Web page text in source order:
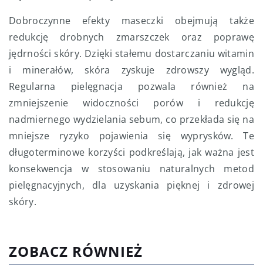
Dobroczynne efekty maseczki obejmują także
redukcję drobnych zmarszczek oraz poprawę
jędrności skóry. Dzięki stałemu dostarczaniu witamin
i minerałów, skóra zyskuje zdrowszy wygląd.
Regularna pielęgnacja pozwala również na
zmniejszenie widoczności porów i redukcję
nadmiernego wydzielania sebum, co przekłada się na
mniejsze ryzyko pojawienia się wyprysków. Te
długoterminowe korzyści podkreślają, jak ważna jest
konsekwencja w stosowaniu naturalnych metod
pielęgnacyjnych, dla uzyskania pięknej i zdrowej
skóry.
ZOBACZ RÓWNIEŻ